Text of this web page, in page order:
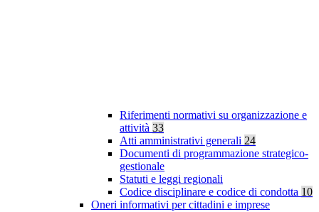
Riferimenti normativi su organizzazione e
attività 33
Atti amministrativi generali 24
Documenti di programmazione strategico-
gestionale
Statuti e leggi regionali
Codice disciplinare e codice di condotta 10
Oneri informativi per cittadini e imprese